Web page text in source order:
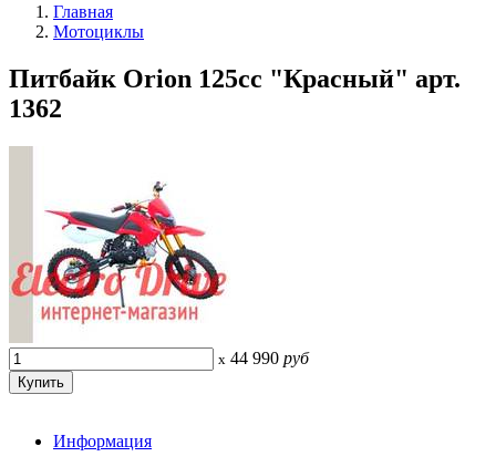
Главная
Мотоциклы
Питбайк Orion 125cc "Красный" арт.
1362
x 44 990 руб
Информация